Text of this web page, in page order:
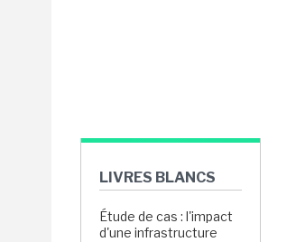
LIVRES BLANCS
Étude de cas : l'impact
d'une infrastructure